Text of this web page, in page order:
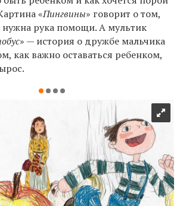
«Пингвины» говорит о том,
нужна рука помощи. А мультик
» — история о дружбе мальчика
как важно оставаться ребенком,